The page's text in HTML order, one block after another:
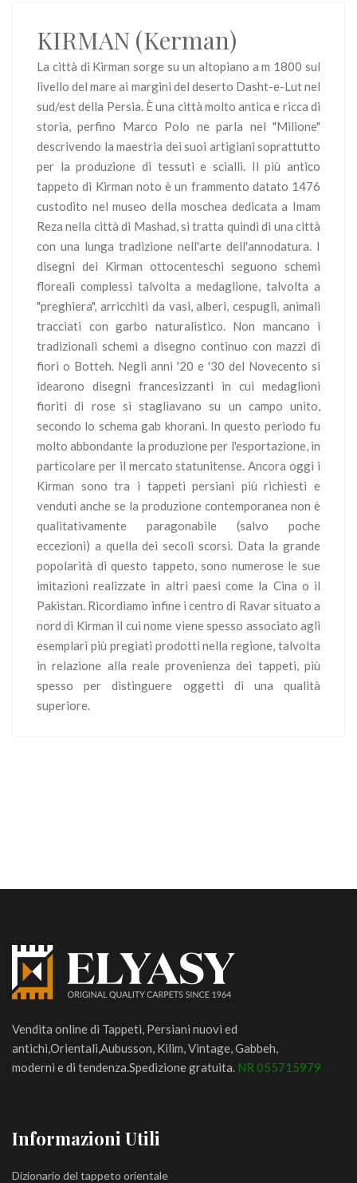
KIRMAN (Kerman)
La città di Kirman sorge su un altopiano a m 1800 sul
livello del mare ai margini del deserto Dasht-e-Lut nel
sud/est della Persia. È una città molto antica e ricca di
storia, perfino Marco Polo ne parla nel "Milione"
descrivendo la maestria dei suoi artigiani soprattutto
per la produzione di tessuti e scialli. Il più antico
tappeto di Kirman noto è un frammento datato 1476
custodito nel museo della moschea dedicata a Imam
Reza nella città di Mashad, si tratta quindi di una città
con una lunga tradizione nell'arte dell'annodatura. I
disegni dei Kirman ottocenteschi seguono schemi
floreali complessi talvolta a medaglione, talvolta a
"preghiera", arricchiti da vasi, alberi, cespugli, animali
tracciati con garbo naturalistico. Non mancano i
tradizionali schemi a disegno continuo con mazzi di
fiori o Botteh. Negli anni '20 e '30 del Novecento si
idearono disegni francesizzanti in cui medaglioni
fioriti di rose si stagliavano su un campo unito,
secondo lo schema gab khorani. In questo periodo fu
molto abbondante la produzione per l'esportazione, in
particolare per il mercato statunitense. Ancora oggi i
Kirman sono tra i tappeti persiani più richiesti e
venduti anche se la produzione contemporanea non è
qualitativamente paragonabile (salvo poche
eccezioni) a quella dei secoli scorsi. Data la grande
popolarità di questo tappeto, sono numerose le sue
imitazioni realizzate in altri paesi come la Cina o il
Pakistan. Ricordiamo infine i centro di Ravar situato a
nord di Kirman il cui nome viene spesso associato agli
esemplari più pregiati prodotti nella regione, talvolta
in relazione alla reale provenienza dei tappeti, più
spesso per distinguere oggetti di una qualità
superiore.
Vendita online di Tappeti, Persiani nuovi ed
antichi,Orientali,Aubusson, Kilim, Vintage, Gabbeh,
moderni e di tendenza.Spedizione gratuita. NR 055715979
Informazioni Utili
Dizionario del tappeto orientale